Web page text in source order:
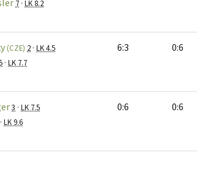
7 · LK 8.2
(CZE) 2 · LK 4.5
· LK 7.7
6:3 0:6
3 · LK 7.5
· LK 9.6
0:6 0:6